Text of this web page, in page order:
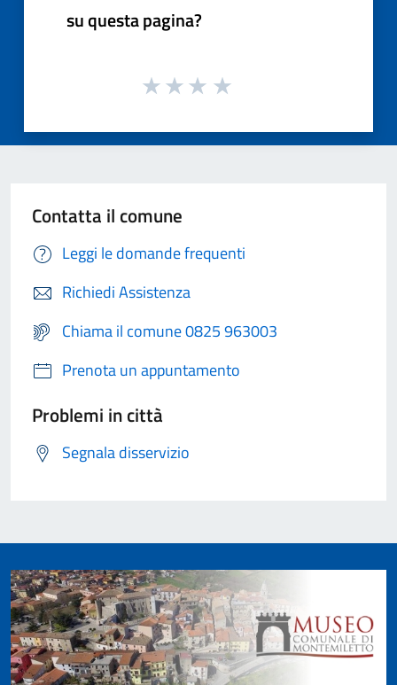
su questa pagina?
Contatta il comune
Leggi le domande frequenti
Richiedi Assistenza
Chiama il comune 0825 963003
Prenota un appuntamento
Problemi in città
Segnala disservizio